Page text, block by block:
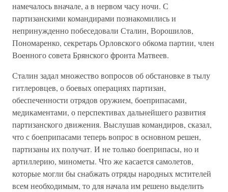
намечалось вначале, а в нервом часу ночи. С
партизанскими командирами познакомились и
непринужденно побеседовали Сталин, Ворошилов,
Пономаренко, секретарь Орловского обкома партии, член
Военного совета Брянского фронта Матвеев.
Сталин задал множество вопросов об обстановке в тылу
гитлеровцев, о боевых операциях партизан,
обеспеченности отрядов оружием, боеприпасами,
медикаментами, о перспективах дальнейшего развития
партизанского движения. Выслушав командиров, сказал,
что с боеприпасами теперь вопрос в основном решен,
партизаны их получат. И не только боеприпасы, но и
артиллерию, минометы. Что же касается самолетов,
которые могли бы снабжать отряды народных мстителей
всем необходимым, то для начала им решено выделить